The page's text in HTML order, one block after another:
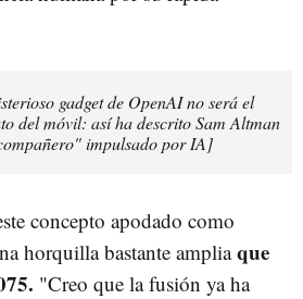
gadget de OpenAI no será el
del móvil: así ha descrito Sam Altman
impulsado por IA]
concepto apodado como
horquilla bastante ampliaque
"Creo que la fusión ya ha